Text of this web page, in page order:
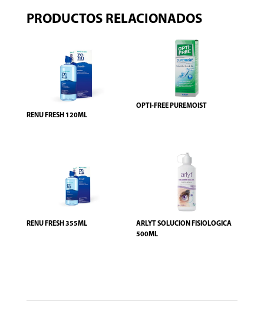
PRODUCTOS RELACIONADOS
RENU FRESH 120ML
OPTI-FREE PUREMOIST
RENU FRESH 355ML
ARLYT SOLUCION FISIOLOGICA
500ML